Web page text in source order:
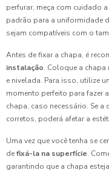
perfurar, meça com cuidado
padrão para a uniformidade
sejam compatíveis com o
Antes de fixar a chapa, é
instalação. Coloque a
e nivelada. Para isso, utilize
momento perfeito para fazer
chapa, caso necessário. Se
corretos, poderá afetar a
Uma vez que você tenha se
defixá-la na superfície.
garantindo que a chapa